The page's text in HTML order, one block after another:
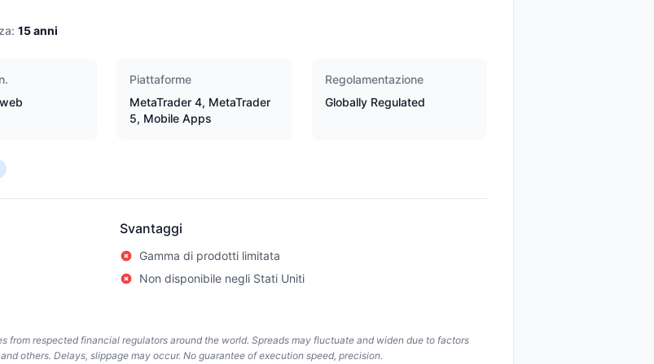
15anni
Piattaforme
MetaTrader 4, MetaTrader
5, Mobile Apps
Regolamentazione
Globally Regulated
Svantaggi
Gamma di prodotti limitata
Non disponibile negli Stati Uniti
from respected financial regulators around the world. Spreads may fluctuate and widen due to factors
others. Delays, slippage may occur. No guarantee of execution speed, precision.